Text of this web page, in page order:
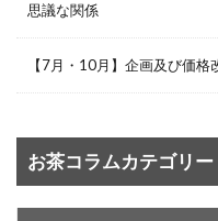
思議な関係
【7月・10月】企画及び価格
お茶コラムカテゴリー